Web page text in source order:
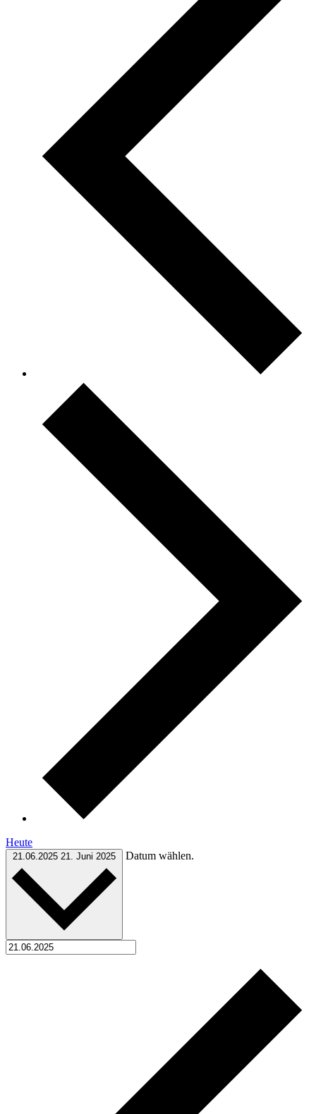
Heute
21.06.2025 21. Juni 2025 Datum wählen.